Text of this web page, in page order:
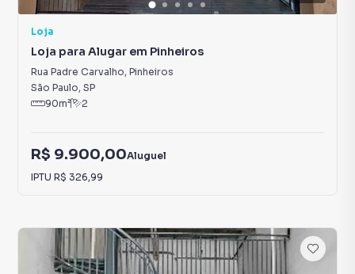
Loja
Loja para Alugar em Pinheiros
Rua Padre Carvalho, Pinheiros
São Paulo, SP
90m² 2
R$ 9.900,00Aluguel
IPTU R$ 326,99